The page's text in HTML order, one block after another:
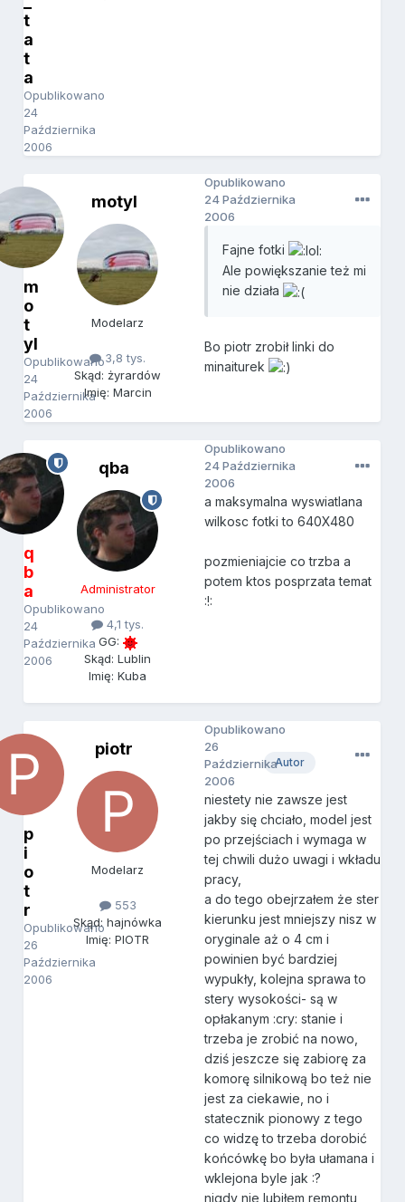
t
a
t
a
Opublikowano
24
Października
2006
m
o
t
yl
Opublikowano
24
Października
2006
motyl
Modelarz
3,8 tys.
Skąd: żyrardów
Imię: Marcin
Opublikowano
24 Października
2006
Fajne fotki
Ale powiększanie też mi
nie działa
Bo piotr zrobił linki do
minaiturek
q
b
a
Opublikowano
24
Października
2006
qba
Administrator
4,1 tys.
GG:
Skąd: Lublin
Imię: Kuba
Opublikowano
24 Października
2006
a maksymalna wyswiatlana
wilkosc fotki to 640X480
pozmieniajcie co trzba a
potem ktos posprzata temat
:!:
p
i
o
t
r
Opublikowano
26
Października
2006
piotr
Modelarz
553
Skąd: hajnówka
Imię: PIOTR
Autor
Opublikowano
26
Października
2006
niestety nie zawsze jest
jakby się chciało, model jest
po przejściach i wymaga w
tej chwili dużo uwagi i wkładu
pracy,
a do tego obejrzałem że ster
kierunku jest mniejszy nisz w
oryginale aż o 4 cm i
powinien być bardziej
wypukły, kolejna sprawa to
stery wysokości- są w
opłakanym :cry: stanie i
trzeba je zrobić na nowo,
dziś jeszcze się zabiorę za
komorę silnikową bo też nie
jest za ciekawie, no i
statecznik pionowy z tego
co widzę to trzeba dorobić
końcówkę bo była ułamana i
wklejona byle jak :?
nigdy nie lubiłem remontu